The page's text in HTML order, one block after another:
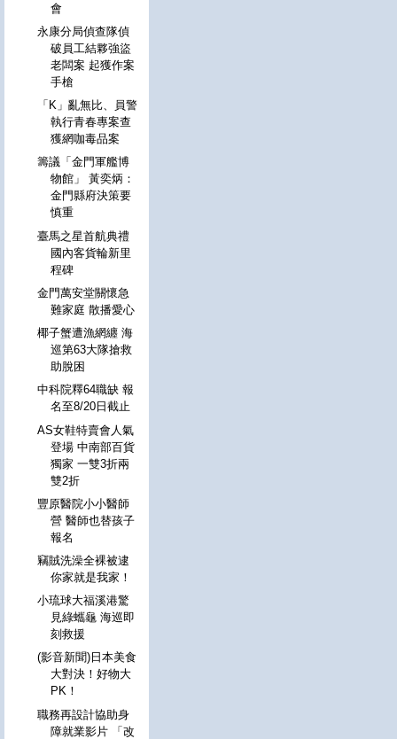
會
永康分局偵查隊偵
破員工結夥強盜
老闆案 起獲作案
手槍
「K」亂無比、員警
執行青春專案查
獲網咖毒品案
籌議「金門軍艦博
物館」 黃奕炳：
金門縣府決策要
慎重
臺馬之星首航典禮
國內客貨輪新里
程碑
金門萬安堂關懷急
難家庭 散播愛心
椰子蟹遭漁網纏 海
巡第63大隊搶救
助脫困
中科院釋64職缺 報
名至8/20日截止
AS女鞋特賣會人氣
登場 中南部百貨
獨家 一雙3折兩
雙2折
豐原醫院小小醫師
營 醫師也替孩子
報名
竊賊洗澡全裸被逮
你家就是我家！
小琉球大福溪港驚
見綠蠵龜 海巡即
刻救援
(影音新聞)日本美食
大對決！好物大
PK！
職務再設計協助身
障就業影片 「改